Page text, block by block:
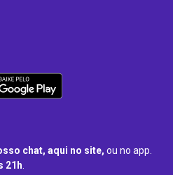
chat, aqui no site, ou no app.
21h.